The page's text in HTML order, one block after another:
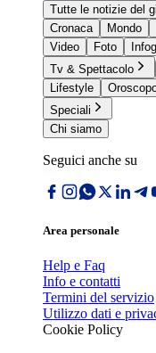
Tutte le notizie del
Cronaca
Mondo
Video
Foto
Tv & Spettacolo
Lifestyle
Speciali
Chi siamo
Seguici anche su
Area personale
Help e Faq
Info e contatti
Termini del servizio
Utilizzo dati e
Cookie Policy